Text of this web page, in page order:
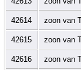
42614 zoon van
42615 zoon van
42616 zoon van